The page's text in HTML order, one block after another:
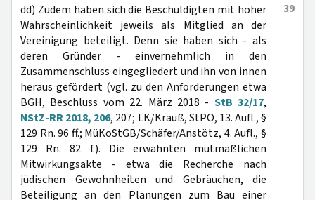
39
dd) Zudem haben sich die Beschuldigten mit hoher
Wahrscheinlichkeit jeweils als Mitglied an der
Vereinigung beteiligt. Denn sie haben sich - als
deren Gründer - einvernehmlich in den
Zusammenschluss eingegliedert und ihn von innen
heraus gefördert (vgl. zu den Anforderungen etwa
BGH, Beschluss vom 22. März 2018 - StB 32/17,
NStZ-RR 2018, 206, 207; LK/Krauß, StPO, 13. Aufl., §
129 Rn. 96 ff.; MüKoStGB/Schäfer/Anstötz, 4. Aufl., §
129 Rn. 82 f.). Die erwähnten mutmaßlichen
Mitwirkungsakte - etwa die Recherche nach
jüdischen Gewohnheiten und Gebräuchen, die
Beteiligung an den Planungen zum Bau einer